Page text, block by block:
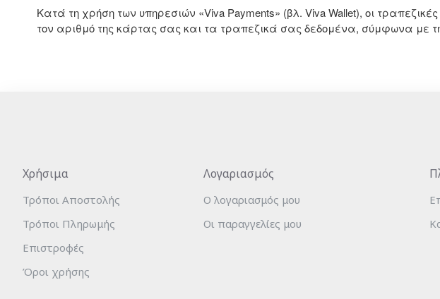
Κατά τη χρήση των υπηρεσιών «Viva Payments» (βλ. Viva Wallet), οι
τον αριθμό της κάρτας σας και τα τραπεζικά σας δεδομένα, σύμφωνα με
Χρήσιμα
Τρόποι Αποστολής
Τρόποι Πληρωμής
Επιστροφές
Όροι χρήσης
Λογαριασμός
Ο λογαριασμός μου
Οι παραγγελίες μου